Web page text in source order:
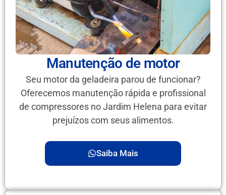
Manutenção de motor
Seu motor da geladeira parou de funcionar?
Oferecemos manutenção rápida e profissional
de compressores no Jardim Helena para evitar
prejuízos com seus alimentos.
Saiba Mais